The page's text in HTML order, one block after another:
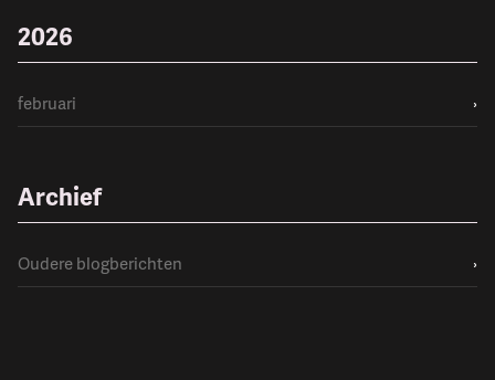
2026
februari ›
Archief
Oudere blogberichten ›